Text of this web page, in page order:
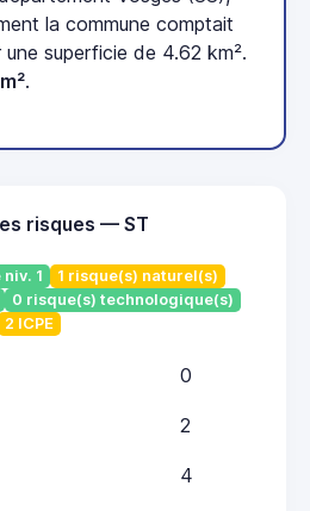
la commune comptait
superficie de 4.62 km².
.
risques — ST
1
1 risque(s) naturel(s)
0 risque(s) technologique(s)
2 ICPE
0
2
4